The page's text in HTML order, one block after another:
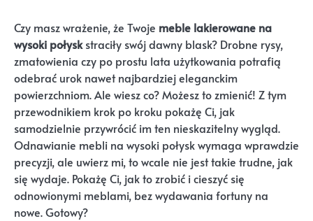
Czy masz wrażenie, że Twoje meble lakierowane na
wysoki połyskstraciły swój dawny blask? Drobne rysy,
zmatowienia czy po prostu lata użytkowania potrafią
odebrać urok nawet najbardziej eleganckim
powierzchniom. Ale wiesz co? Możesz to zmienić! Z tym
przewodnikiem krok po kroku pokażę Ci, jak
samodzielnie przywrócić im ten nieskazitelny wygląd.
Odnawianie mebli na wysoki połysk wymaga wprawdzie
precyzji, ale uwierz mi, to wcale nie jest takie trudne, jak
się wydaje. Pokażę Ci, jak to zrobić i cieszyć się
odnowionymi meblami, bez wydawania fortuny na
nowe. Gotowy?